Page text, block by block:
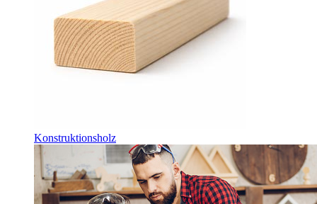
Konstruktionsholz